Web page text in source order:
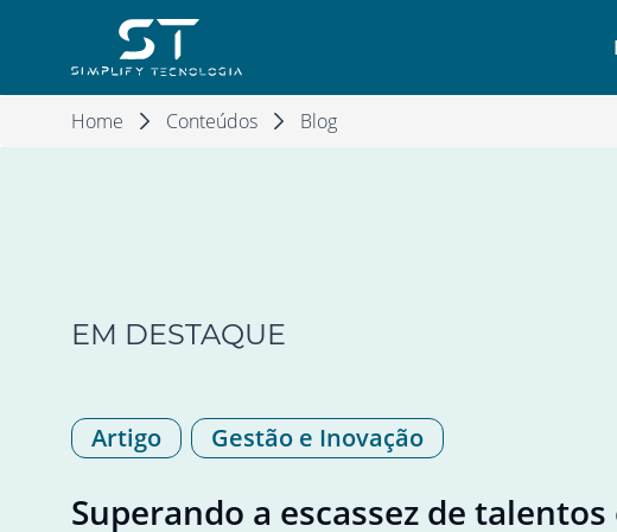
Pular para o Conteúdo principal
Home Conteúdos Blog
EM DESTAQUE
Artigo Gestão e Inovação
Superando a escassez de